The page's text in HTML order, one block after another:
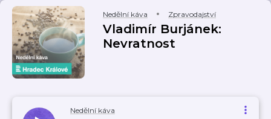
Nedělní káva Zpravodajství
Vladimír Burjánek:
Nevratnost
Nedělní káva